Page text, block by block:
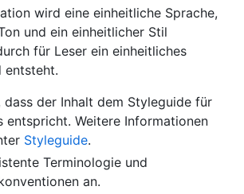
wird eine einheitliche Sprache,
und ein einheitlicher Stil
für Leser ein einheitliches
entsteht.
dass der Inhalt dem Styleguide für
entspricht. Weitere Informationen
Styleguide.
Terminologie und
an.